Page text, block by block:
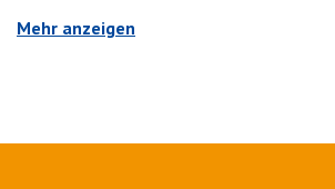
Mehr anzeigen